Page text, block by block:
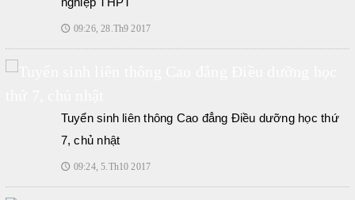
🕔 09:26, 28.Th9 2017
Tuyển sinh liên thông Cao đẳng Điều dưỡng học thứ
7, chủ nhật
🕔 09:24, 5.Th10 2017